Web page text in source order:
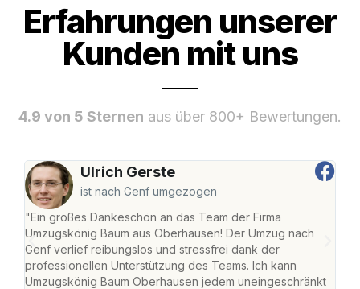
Erfahrungen unserer
Kunden mit uns
4.9 von 5 Sternen aus über 800+ Bewertungen.
Ulrich Gerste
ist nach Genf umgezogen
"Ein großes Dankeschön an das Team der Firma
Umzugskönig Baum aus Oberhausen! Der Umzug nach
Genf verlief reibungslos und stressfrei dank der
professionellen Unterstützung des Teams. Ich kann
Umzugskönig Baum Oberhausen jedem uneingeschränkt